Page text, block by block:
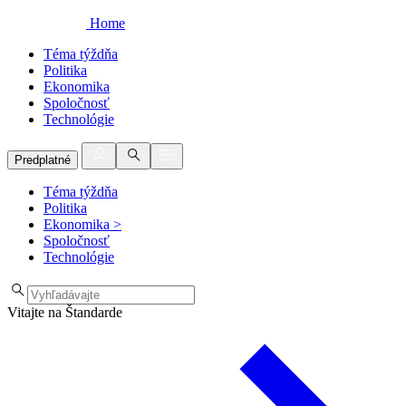
Home
Téma týždňa
Politika
Ekonomika
Spoločnosť
Technológie
Predplatné
Téma týždňa
Politika
Ekonomika >
Spoločnosť
Technológie
Vitajte na Štandarde